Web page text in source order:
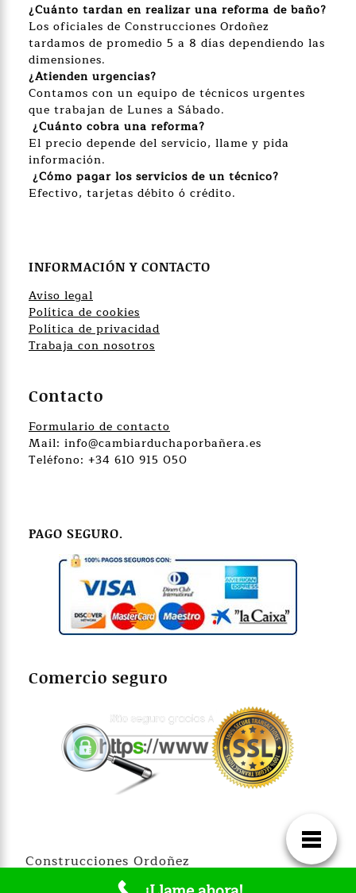
¿Cuánto tardan en realizar una reforma de baño?
Los oficiales de Construcciones Ordoñez
tardamos de promedio 5 a 8 días dependiendo las
dimensiones.
¿Atienden urgencias?
Contamos con un equipo de técnicos urgentes
que trabajan de Lunes a Sábado.
¿Cuánto cobra una reforma?
El precio depende del servicio, llame y pida
información.
¿Cómo pagar los servicios de un técnico?
Efectivo, tarjetas débito ó crédito.
INFORMACIÓN Y CONTACTO
Aviso legal
Política de cookies
Política de privacidad
Trabaja con nosotros
Contacto
Formulario de contacto
Mail: info@cambiarduchaporbañera.es
Teléfono: +34 610 915 050
PAGO SEGURO.
Comercio seguro
Construcciones Ordoñez